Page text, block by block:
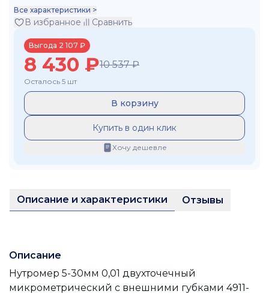
Все характеристики >
В избранное Сравнить
Выгода 2 107 ₽
8 430 ₽10 537 ₽
Осталось 5 шт
В корзину
Купить в один клик
Хочу дешевле
Описание и характеристики Отзывы
Описание
Нутромер 5-30мм 0,01 двухточечный
микрометрический с внешними губками 4911-